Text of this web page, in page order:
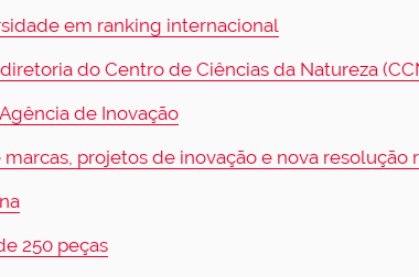
em ranking internacional
do Centro de Ciências da Natureza
de Inovação
projetos de inovação e nova
250 peças